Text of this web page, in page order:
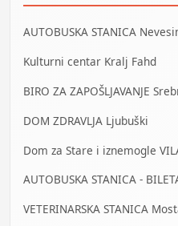
AUTOBUSKA STANICA
Kulturni centar Kralj Fahd
BIRO ZA ZAPOŠLJAVANJE
DOM ZDRAVLJA Ljubuški
Dom za Stare i iznemogle
AUTOBUSKA STANICA -
VETERINARSKA STANICA